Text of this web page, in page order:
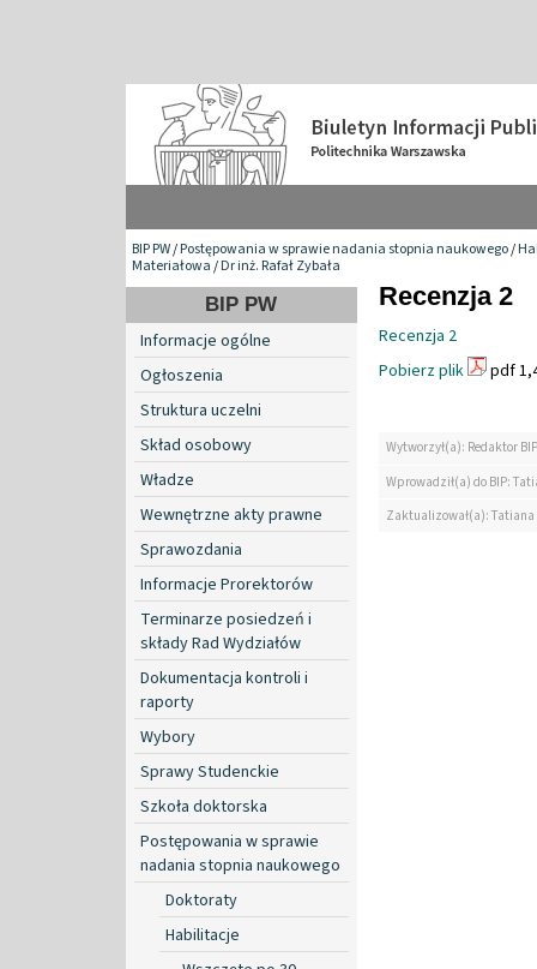
BIP PW/Postępowania w sprawie nadania stopnia naukowego/
Materiałowa/Dr inż. Rafał Zybała
BIP PW
Informacje ogólne
Ogłoszenia
Struktura uczelni
Skład osobowy
Władze
Wewnętrzne akty prawne
Sprawozdania
Informacje Prorektorów
Terminarze posiedzeń i
składy Rad Wydziałów
Dokumentacja kontroli i
raporty
Wybory
Sprawy Studenckie
Szkoła doktorska
Postępowania w sprawie
nadania stopnia naukowego
Doktoraty
Habilitacje
Recenzja 2
Recenzja 2
Pobierz plik
pdf
Wytworzył(a): Redaktor BIP
Wprowadził(a) do BIP:
Zaktualizował(a):